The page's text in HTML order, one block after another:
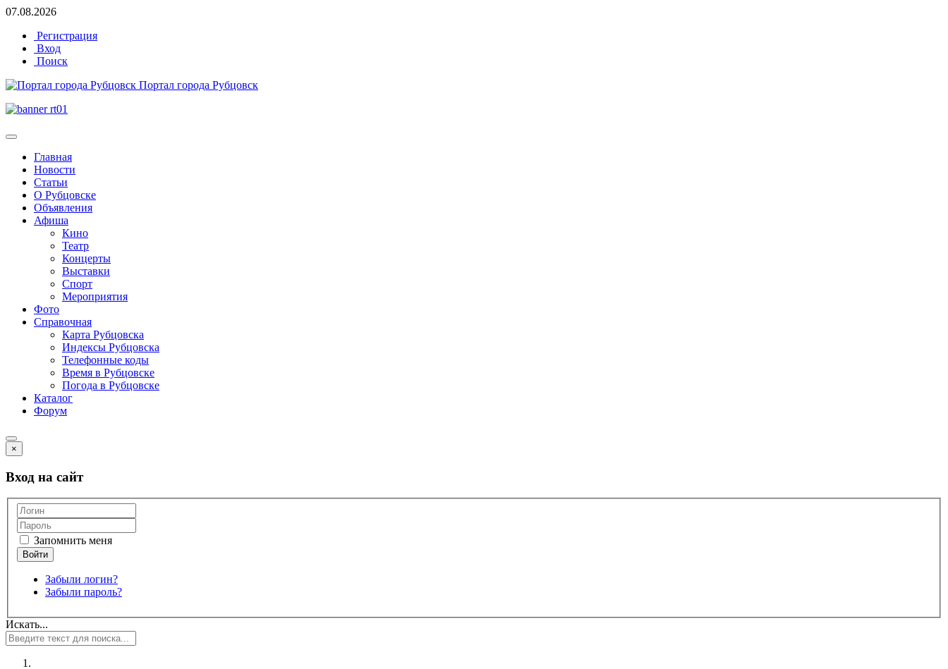
07.08.2026
Регистрация
Вход
Поиск
Портал города Рубцовск
Главная
Новости
Статьи
О Рубцовске
Объявления
Афиша
Кино
Театр
Концерты
Выставки
Спорт
Мероприятия
Фото
Справочная
Карта Рубцовска
Индексы Рубцовска
Телефонные коды
Время в Рубцовске
Погода в Рубцовске
Каталог
Форум
×
Вход на сайт
Запомнить меня
Забыли логин?
Забыли пароль?
Искать...